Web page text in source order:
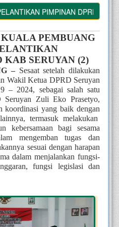
PIMPINAN DPRD KAB
PEMBUANG
KAB SERUYAN (2)
– Sesaat setelah dilakukan
Wakil Ketua DPRD Seruyan
– 2024, sebagai salah satu
Zuli Eko Prasetyo,
koordinasi yang baik dengan
termasuk melakukan
kebersamaan bagi sesama
mengemban tugas dan
sesuai dengan harapan
dalam menjalankan fungsi-
fungsi legislasi dan